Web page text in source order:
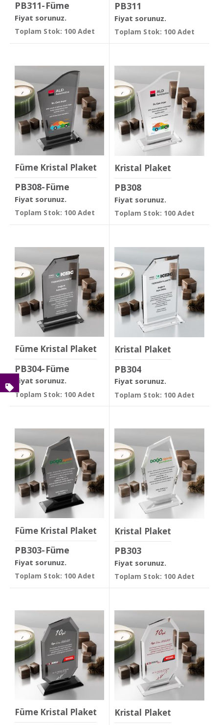
PB311-Füme
Fiyat sorunuz.
Toplam Stok: 100 Adet
PB311
Fiyat sorunuz.
Toplam Stok: 100 Adet
Füme Kristal Plaket
PB308-Füme
Fiyat sorunuz.
Toplam Stok: 100 Adet
Kristal Plaket
PB308
Fiyat sorunuz.
Toplam Stok: 100 Adet
Füme Kristal Plaket
PB304-Füme
Fiyat sorunuz.
Toplam Stok: 100 Adet
Kristal Plaket
PB304
Fiyat sorunuz.
Toplam Stok: 100 Adet
Füme Kristal Plaket
PB303-Füme
Fiyat sorunuz.
Toplam Stok: 100 Adet
Kristal Plaket
PB303
Fiyat sorunuz.
Toplam Stok: 100 Adet
Füme Kristal Plaket Kristal Plaket